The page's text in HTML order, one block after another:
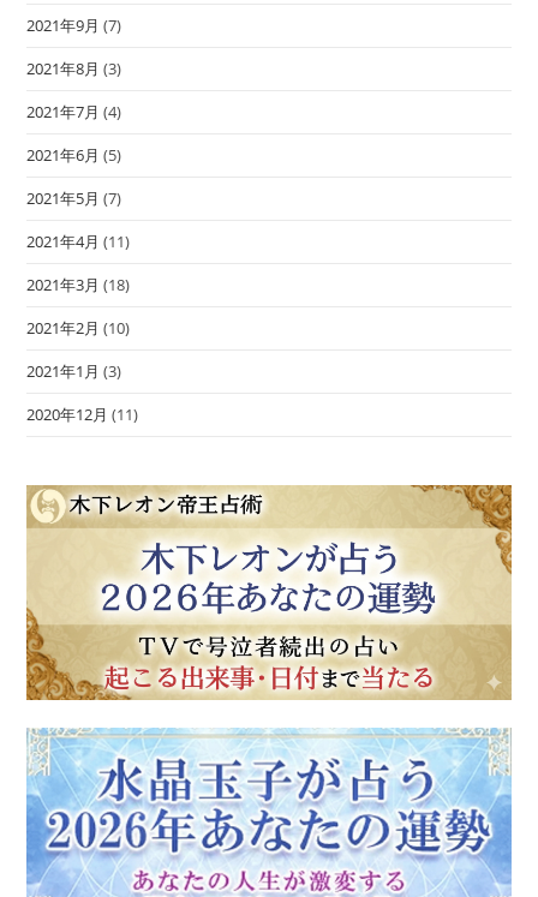
2021年9月 (7)
2021年8月 (3)
2021年7月 (4)
2021年6月 (5)
2021年5月 (7)
2021年4月 (11)
2021年3月 (18)
2021年2月 (10)
2021年1月 (3)
2020年12月 (11)